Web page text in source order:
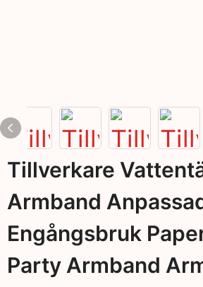
Tillverkare
Armband
Engångsbruk
Party Armband